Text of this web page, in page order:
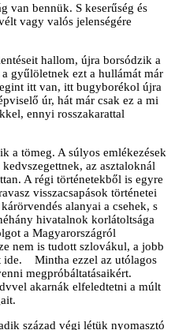
van bennük. S keserűség és
vagy valós jelenségére
hallom, újra borsódzik a
gyűlöletnek ezt a hullámát már
itt van, itt bugyborékol újra
úr, hát már csak ez a mi
ennyi rosszakarattal
a tömeg. A súlyos emlékezések
az asztaloknál
A régi történetekből is egyre
visszacsapások történetei
alanyai a csehek, s
hivatalnok korlátoltsága
a Magyarországról
nem is tudott szlovákul, a jobb
ide. Mintha ezzel az utólagos
megpróbáltatásaikért.
akarnák elfeledtetni a múlt
század végi létük nyomasztó